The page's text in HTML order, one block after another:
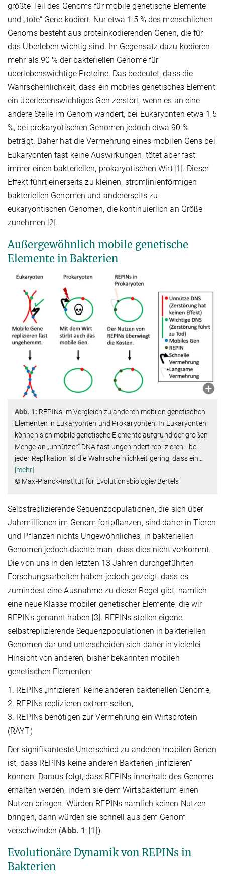
größte Teil des Genoms für mobile genetische Elemente
und „tote“ Gene kodiert. Nur etwa 1,5 % des menschlichen
Genoms besteht aus proteinkodierenden Genen, die für
das Überleben wichtig sind. Im Gegensatz dazu kodieren
mehr als 90 % der bakteriellen Genome für
überlebenswichtige Proteine. Das bedeutet, dass die
Wahrscheinlichkeit, dass ein mobiles genetisches Element
ein überlebenswichtiges Gen zerstört, wenn es an eine
andere Stelle im Genom wandert, bei Eukaryonten etwa 1,5
%, bei prokaryotischen Genomen jedoch etwa 90 %
beträgt. Daher hat die Vermehrung eines mobilen Gens bei
Eukaryonten fast keine Auswirkungen, tötet aber fast
immer einen bakteriellen, prokaryotischen Wirt [1]. Dieser
Effekt führt einerseits zu kleinen, stromlinienförmigen
bakteriellen Genomen und andererseits zu
eukaryontischen Genomen, die kontinuierlich an Größe
zunehmen [2].
Außergewöhnlich mobile genetische
Elemente in Bakterien
Abb. 1: REPINs im Vergleich zu anderen mobilen genetischen
Elementen in Eukaryonten und Prokaryonten. In Eukaryonten
können sich mobile genetische Elemente aufgrund der großen
Menge an „unnützer“ DNA fast ungehindert replizieren - bei
jeder Replikation ist die Wahrscheinlichkeit gering, dass ein…
[mehr]
© Max-Planck-Institut für Evolutionsbiologie/Bertels
Selbstreplizierende Sequenzpopulationen, die sich über
Jahrmillionen im Genom fortpflanzen, sind daher in Tieren
und Pflanzen nichts Ungewöhnliches, in bakteriellen
Genomen jedoch dachte man, dass dies nicht vorkommt.
Die von uns in den letzten 13 Jahren durchgeführten
Forschungsarbeiten haben jedoch gezeigt, dass es
zumindest eine Ausnahme zu dieser Regel gibt, nämlich
eine neue Klasse mobiler genetischer Elemente, die wir
REPINs genannt haben [3]. REPINs stellen eigene,
selbstreplizierende Sequenzpopulationen in bakteriellen
Genomen dar und unterscheiden sich daher in vielerlei
Hinsicht von anderen, bisher bekannten mobilen
genetischen Elementen:
1. REPINs „infizieren“ keine anderen bakteriellen Genome,
2. REPINs replizieren extrem selten,
3. REPINs benötigen zur Vermehrung ein Wirtsprotein
(RAYT)
Der signifikanteste Unterschied zu anderen mobilen Genen
ist, dass REPINs keine anderen Bakterien „infizieren“
können. Daraus folgt, dass REPINs innerhalb des Genoms
erhalten werden, indem sie dem Wirtsbakterium einen
Nutzen bringen. Würden REPINs nämlich keinen Nutzen
bringen, dann würden sie schnell aus dem Genom
verschwinden (Abb. 1 ; [1]).
Evolutionäre Dynamik von REPINs in
Bakterien